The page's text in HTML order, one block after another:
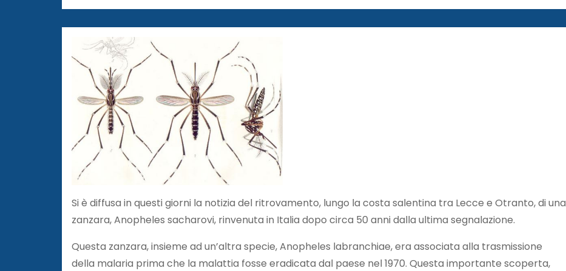
Si è diffusa in questi giorni la notizia del ritrovamento, lungo la costa salentina tra Lecce e Otranto, di una
zanzara, Anopheles sacharovi, rinvenuta in Italia dopo circa 50 anni dalla ultima segnalazione.
Questa zanzara, insieme ad un’altra specie, Anopheles labranchiae, era associata alla trasmissione
della malaria prima che la malattia fosse eradicata dal paese nel 1970. Questa importante scoperta,